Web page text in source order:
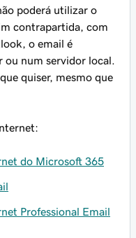
poderá utilizar o
contrapartida, com
o email é
ou num servidor local.
quiser, mesmo que
do Microsoft 365
Professional Email